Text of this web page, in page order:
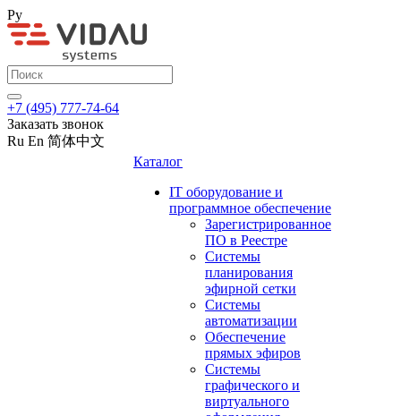
Ру
+7 (495) 777-74-64
Заказать звонок
Ru En 简体中文
Каталог
IT оборудование и
программное обеспечение
Зарегистрированное
ПО в Реестре
Системы
планирования
эфирной сетки
Системы
автоматизации
Обеспечение
прямых эфиров
Системы
графического и
виртуального